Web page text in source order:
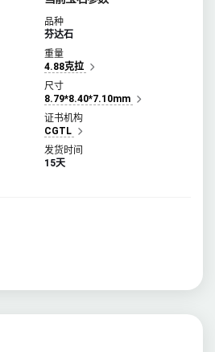
品种
芬达石
重量
4.88克拉
尺寸
8.79*8.40*7.10mm
证书机构
CGTL
发货时间
15天